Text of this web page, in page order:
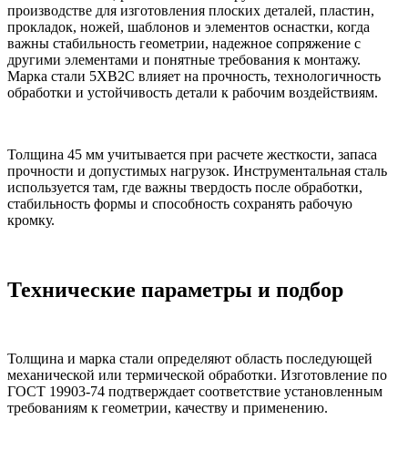
производстве для изготовления плоских деталей, пластин,
прокладок, ножей, шаблонов и элементов оснастки, когда
важны стабильность геометрии, надежное сопряжение с
другими элементами и понятные требования к монтажу.
Марка стали 5ХВ2С влияет на прочность, технологичность
обработки и устойчивость детали к рабочим воздействиям.
Толщина 45 мм учитывается при расчете жесткости, запаса
прочности и допустимых нагрузок. Инструментальная сталь
используется там, где важны твердость после обработки,
стабильность формы и способность сохранять рабочую
кромку.
Технические параметры и подбор
Толщина и марка стали определяют область последующей
механической или термической обработки. Изготовление по
ГОСТ 19903-74 подтверждает соответствие установленным
требованиям к геометрии, качеству и применению.